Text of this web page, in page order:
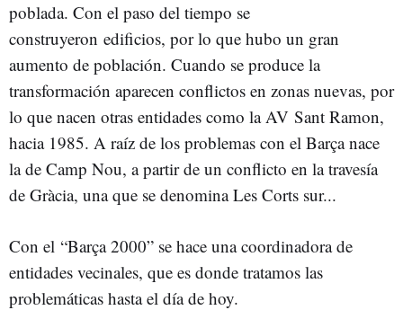
poblada. Con el paso del tiempo se
construyeron edificios, por lo que hubo un gran
aumento de población. Cuando se produce la
transformación aparecen conflictos en zonas nuevas, por
lo que nacen otras entidades como la AV Sant Ramon,
hacia 1985. A raíz de los problemas con el Barça nace
la de Camp Nou, a partir de un conflicto en la travesía
de Gràcia, una que se denomina Les Corts sur...
Con el “Barça 2000” se hace una coordinadora de
entidades vecinales, que es donde tratamos las
problemáticas hasta el día de hoy.